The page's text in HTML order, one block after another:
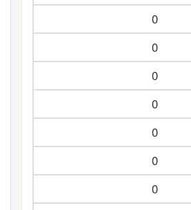
0
0
0
0
0
0
0